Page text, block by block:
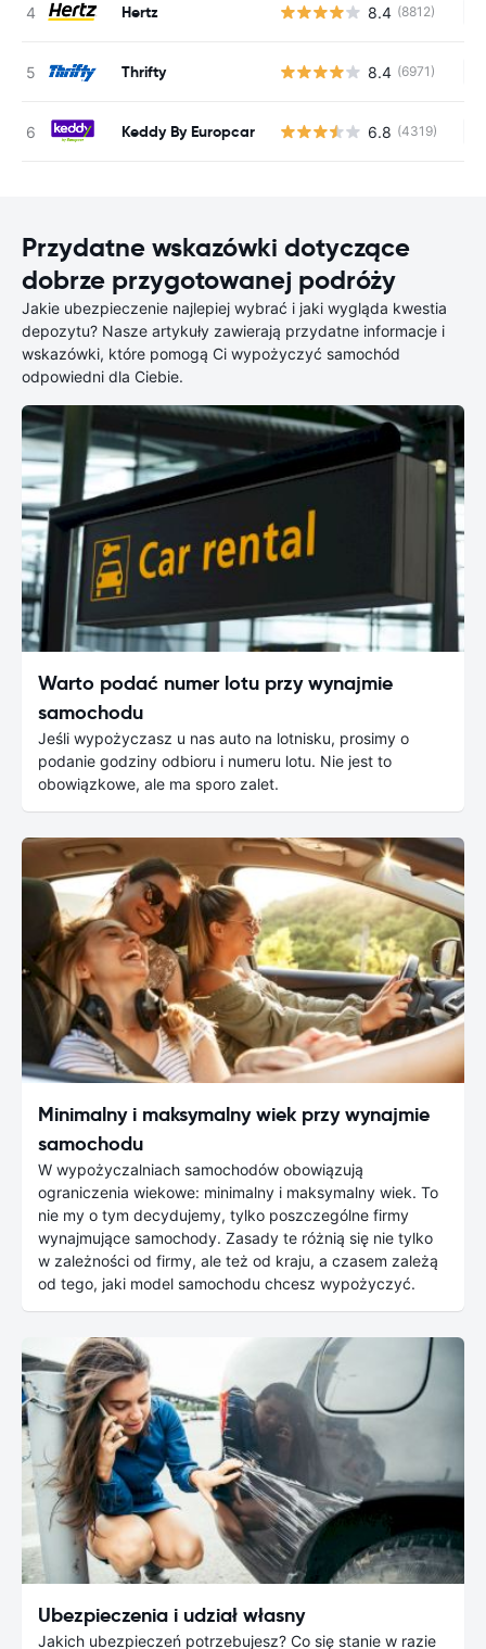
Hertz 8.4 (8812)
Thrifty 8.4 (6971)
Keddy By Europcar 6.8 (4319)
Przydatne wskazówki dotyczące
dobrze przygotowanej podróży
Jakie ubezpieczenie najlepiej wybrać i jaki wygląda kwestia
depozytu? Nasze artykuły zawierają przydatne informacje i
wskazówki, które pomogą Ci wypożyczyć samochód
odpowiedni dla Ciebie.
Warto podać numer lotu przy wynajmie
samochodu
Jeśli wypożyczasz u nas auto na lotnisku, prosimy o
podanie godziny odbioru i numeru lotu. Nie jest to
obowiązkowe, ale ma sporo zalet.
Minimalny i maksymalny wiek przy wynajmie
samochodu
W wypożyczalniach samochodów obowiązują
ograniczenia wiekowe: minimalny i maksymalny wiek. To
nie my o tym decydujemy, tylko poszczególne firmy
wynajmujące samochody. Zasady te różnią się nie tylko
w zależności od firmy, ale też od kraju, a czasem zależą
od tego, jaki model samochodu chcesz wypożyczyć.
Ubezpieczenia i udział własny
Jakich ubezpieczeń potrzebujesz? Co się stanie w razie